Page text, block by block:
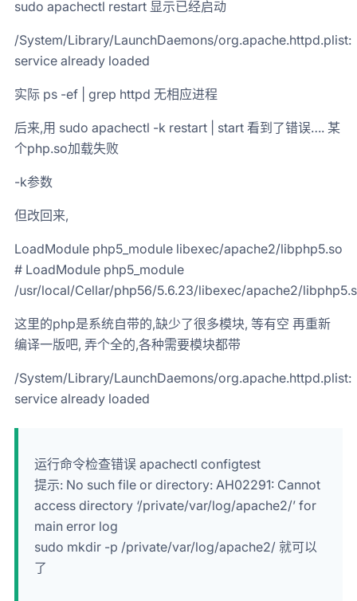
sudo apachectl restart 显示已经启动
/System/Library/LaunchDaemons/org.apache.httpd.plist:
service already loaded
实际 ps -ef | grep httpd 无相应进程
后来,用 sudo apachectl -k restart | start 看到了错误…. 某
个php.so加载失败
-k参数
但改回来,
LoadModule php5_module libexec/apache2/libphp5.so
# LoadModule php5_module
/usr/local/Cellar/php56/5.6.23/libexec/apache2/
这里的php是系统自带的,缺少了很多模块, 等有空 再重新
编译一版吧, 弄个全的,各种需要模块都带
/System/Library/LaunchDaemons/org.apache.httpd.plist:
service already loaded
运行命令检查错误 apachectl configtest
提示: No such file or directory: AH02291: Cannot
access directory ‘/private/var/log/apache2/’ for
main error log
sudo mkdir -p /private/var/log/apache2/ 就可以
了